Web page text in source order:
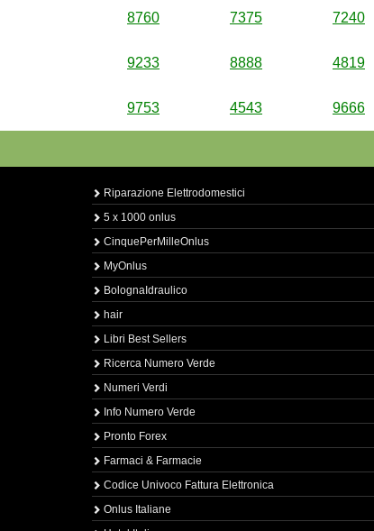
8760 7375 7240
9233 8888 4819
9753 4543 9666
Riparazione Elettrodomestici
5 x 1000 onlus
CinquePerMilleOnlus
MyOnlus
BolognaIdraulico
hair
Libri Best Sellers
Ricerca Numero Verde
Numeri Verdi
Info Numero Verde
Pronto Forex
Farmaci & Farmacie
Codice Univoco Fattura Elettronica
Onlus Italiane